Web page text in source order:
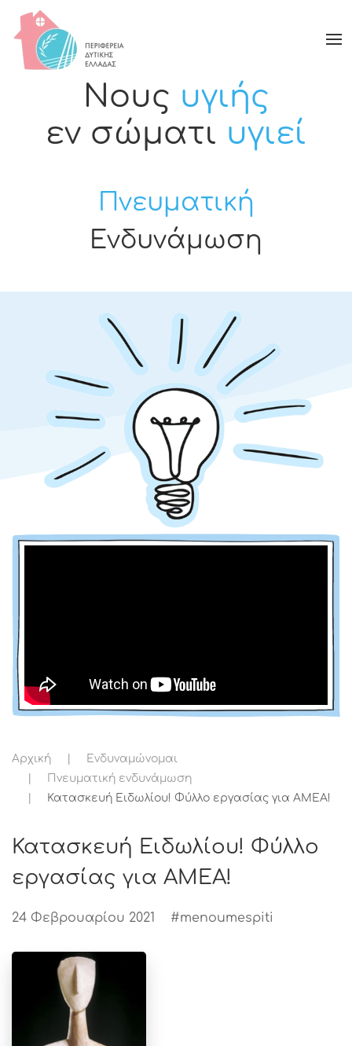
Νους υγιής
εν σώματι υγιεί
Πνευματική
Ενδυνάμωση
Αρχική
Ενδυναμώνομαι
Πνευματική ενδυνάμωση
Κατασκευή Ειδωλίου! Φύλλο εργασίας για ΑΜΕΑ!
Κατασκευή Ειδωλίου! Φύλλο
εργασίας για ΑΜΕΑ!
24 Φεβρουαρίου 2021 #menoumespiti